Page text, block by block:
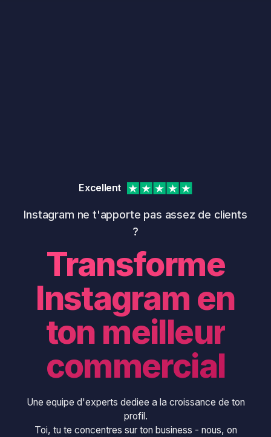
Excellent
Instagram ne t'apporte pas assez de clients
?
Transforme
Instagram en
ton meilleur
commercial
Une equipe d'experts dediee a la croissance de ton
profil.
Toi, tu te concentres sur ton business - nous, on